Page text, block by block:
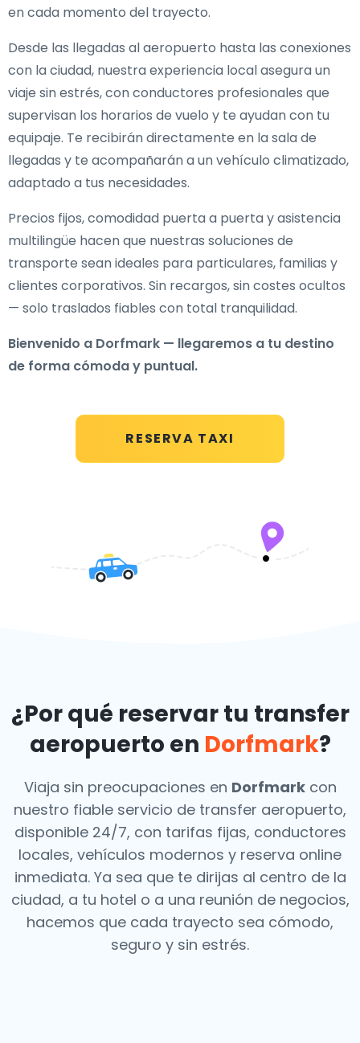
RESERVA TAXI
en cada momento del trayecto.
Desde las llegadas al aeropuerto hasta las conexiones
con la ciudad, nuestra experiencia local asegura un
viaje sin estrés, con conductores profesionales que
supervisan los horarios de vuelo y te ayudan con tu
equipaje. Te recibirán directamente en la sala de
llegadas y te acompañarán a un vehículo climatizado,
adaptado a tus necesidades.
Precios fijos, comodidad puerta a puerta y asistencia
multilingüe hacen que nuestras soluciones de
transporte sean ideales para particulares, familias y
clientes corporativos. Sin recargos, sin costes ocultos
— solo traslados fiables con total tranquilidad.
Bienvenido a Dorfmark — llegaremos a tu destino
de forma cómoda y puntual.
¿Por qué reservar tu transfer
aeropuerto en Dorfmark?
Viaja sin preocupaciones en Dorfmarkcon
nuestro fiable servicio de transfer aeropuerto,
disponible 24/7, con tarifas fijas, conductores
locales, vehículos modernos y reserva online
inmediata. Ya sea que te dirijas al centro de la
ciudad, a tu hotel o a una reunión de negocios,
hacemos que cada trayecto sea cómodo,
seguro y sin estrés.